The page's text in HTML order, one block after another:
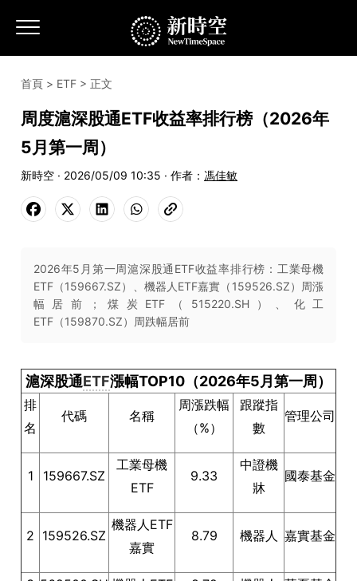
首頁 > ETF > 正文
周度滬深股通ETF收益率排行榜（2026年
5月第一周）
新時空 · 2026/05/09 10:35 · 作者： 馮佳敏
2026年5月第一周滬深股通ETF收益率排行榜：工業母機
ETF（159667.SZ）、機器人ETF嘉實（159526.SZ）周漲
幅居前；煤炭ETF（515220.SH）、化工
ETF（159870.SZ）周跌幅居前
滬深股通ETF漲幅TOP10（2026年5月第一周）
排
名
代碼 名稱
周漲跌幅
（%）
跟蹤指
數
管理公司
1 159667.SZ
工業母機
ETF
9.33
中證機
牀
國泰基金
2 159526.SZ
機器人ETF
嘉實
8.79 機器人 嘉實基金